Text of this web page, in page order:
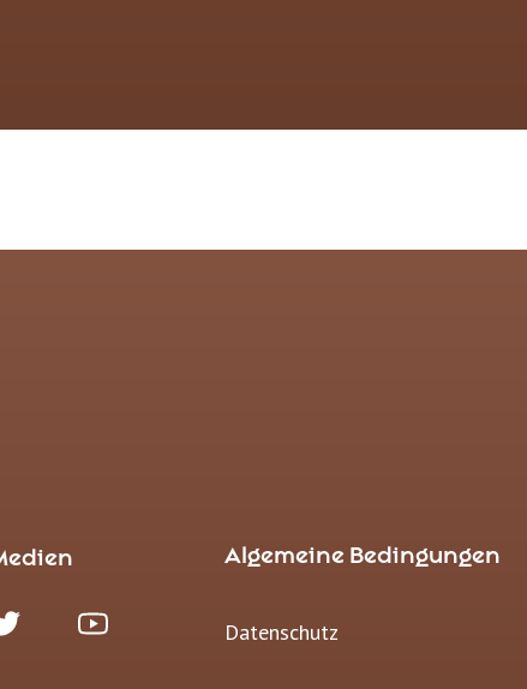
Algemeine Bedingungen
Datenschutz